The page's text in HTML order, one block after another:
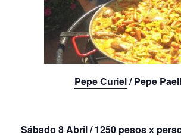
Pepe Curiel/ Pepe
Sábado 8 Abril/1250 pesos x